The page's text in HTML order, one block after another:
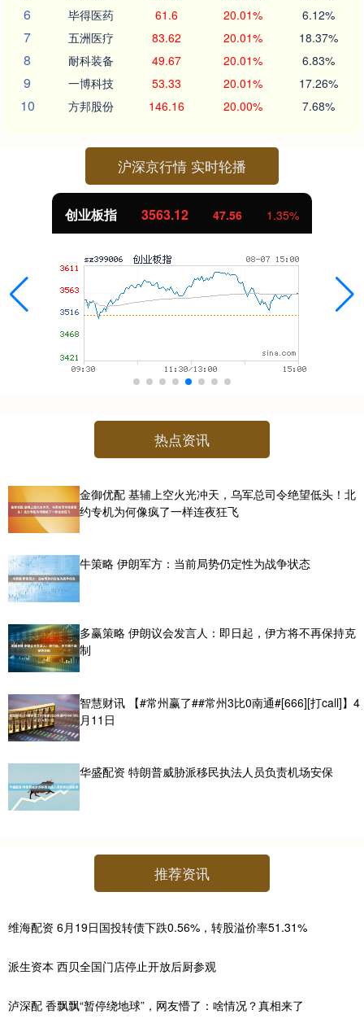
6 毕得医药 61.6 20.01% 6.12%
7 五洲医疗 83.62 20.01% 18.37%
8 耐科装备 49.67 20.01% 6.83%
9 一博科技 53.33 20.01% 17.26%
10 方邦股份 146.16 20.00% 7.68%
沪深京行情 实时轮播
创业板指 3563.12 47.56 1.35%
热点资讯
金御优配 基辅上空火光冲天，乌军总司令绝望低头！北
约专机为何像疯了一样连夜狂飞
牛策略 伊朗军方：当前局势仍定性为战争状态
多赢策略 伊朗议会发言人：即日起，伊方将不再保持克
制
智慧财讯 【#常州赢了##常州3比0南通#[666][打call]】4
月11日
华盛配资 特朗普威胁派移民执法人员负责机场安保
推荐资讯
维海配资 6月19日国投转债下跌0.56%，转股溢价率51.31%
派生资本 西贝全国门店停止开放后厨参观
泸深配 香飘飘“暂停绕地球”，网友懵了：啥情况？真相来了